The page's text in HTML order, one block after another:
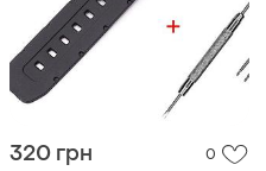
320 грн 0